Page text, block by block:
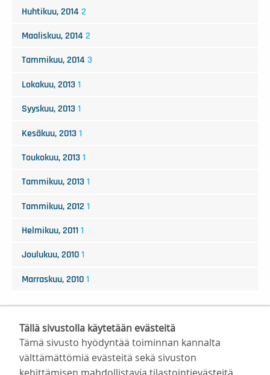
Tällä sivustolla käytetään evästeitä
Tämä sivusto hyödyntää toiminnan kannalta
välttämättömiä evästeitä sekä sivuston
Huhtikuu, 2014 2
Maaliskuu, 2014 2
Tammikuu, 2014 3
Lokakuu, 2013 1
Syyskuu, 2013 1
Kesäkuu, 2013 1
Toukokuu, 2013 1
Tammikuu, 2013 1
Tammikuu, 2012 1
Helmikuu, 2011 1
Joulukuu, 2010 1
Marraskuu, 2010 1